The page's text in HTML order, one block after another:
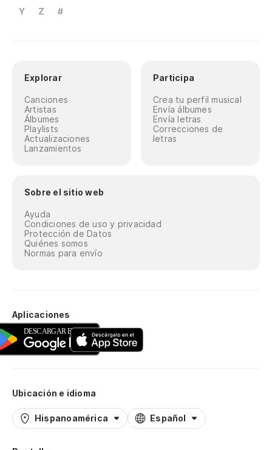
Y
Z #
Explorar
Canciones
Artistas
Álbumes
Playlists
Actualizaciones
Lanzamientos
Participa
Crea tu perfil musical
Envía álbumes
Envía letras
Correcciones de
letras
Sobre el sitio web
Ayuda
Condiciones de uso y privacidad
Protección de Datos
Quiénes somos
Normas para envío
Aplicaciones
Ubicación e idioma
Hispanoamérica Español